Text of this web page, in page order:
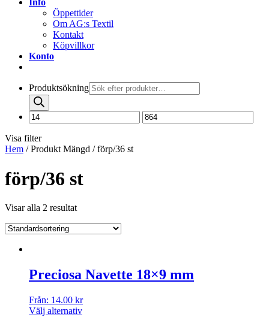
Info
Öppettider
Om AG:s Textil
Kontakt
Köpvillkor
Konto
Produktsökning
Visa filter
Hem / Produkt Mängd / förp/36 st
förp/36 st
Visar alla 2 resultat
Preciosa Navette 18×9 mm
Från: 14.00 kr
Välj alternativ